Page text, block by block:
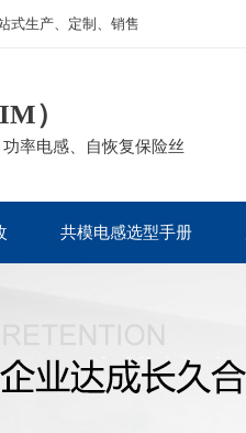
式生产、定制、销售
）
率电感、自恢复保险丝
共模电感选型手册